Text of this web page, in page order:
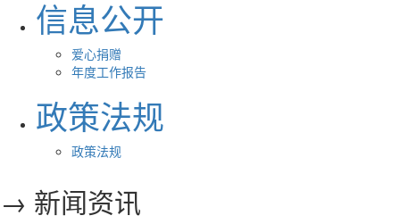
信息公开
爱心捐赠
年度工作报告
政策法规
政策法规
→ 新闻资讯